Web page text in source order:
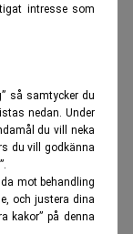
intresse som
så samtycker du
nedan. Under
du vill neka
du vill godkänna
mot behandling
och justera dina
kakor” på denna
och
Holdings
en så
i Solid
processen.